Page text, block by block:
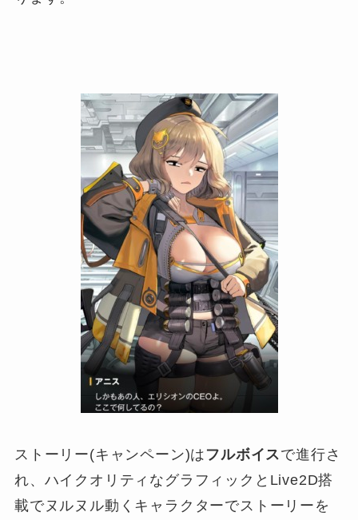
ストーリー(キャンペーン)は フルボイスで進行さ
れ、ハイクオリティなグラフィックとLive2D搭
載でヌルヌル動くキャラクターでストーリーを